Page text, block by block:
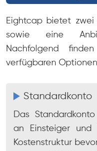
Eightcap bietet zwei
sowie eine
Nachfolgend
verfügbaren
Standardkonto
Das
an Einsteiger und
Kostenstruktur